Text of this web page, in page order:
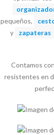
pequeños,
y
zapateras
Contamos con
resistentes en